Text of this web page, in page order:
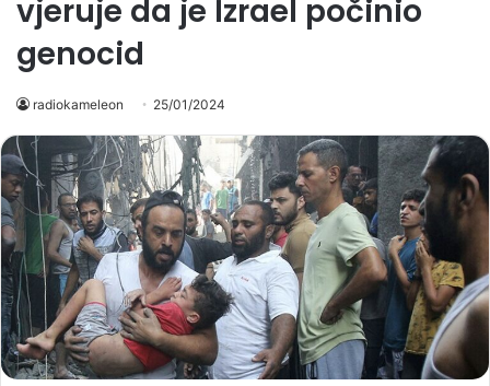
vjeruje da je Izrael počinio
genocid
radiokameleon 25/01/2024